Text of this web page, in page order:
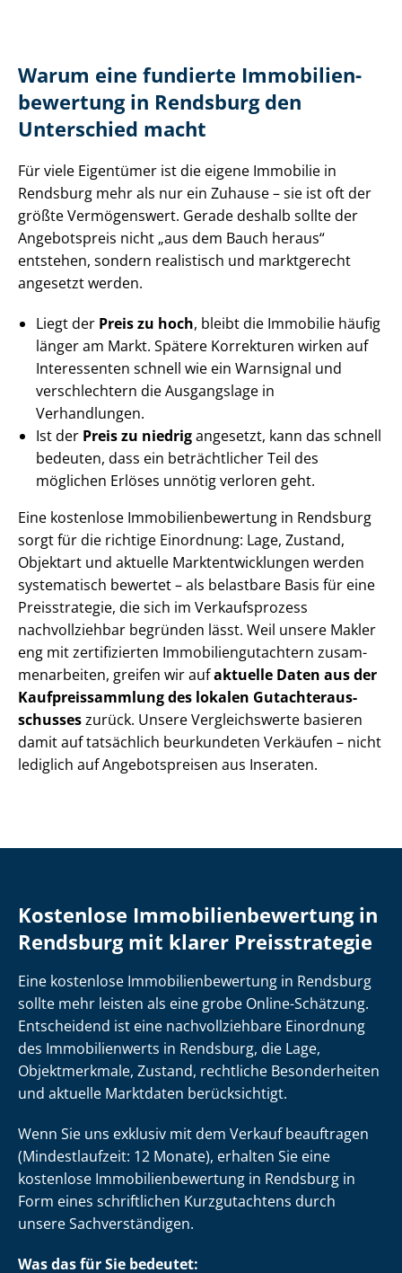
Warum eine fundierte Im­mo­bi­li­en­
be­wer­tung in Rendsburg den
Unterschied macht
Für viele Eigentümer ist die eigene Immobilie in
Rendsburg mehr als nur ein Zuhause – sie ist oft der
größte Vermögenswert. Gerade deshalb sollte der
Angebotspreis nicht „aus dem Bauch heraus“
entstehen, sondern realistisch und marktgerecht
angesetzt werden.
Liegt der Preis zu hoch, bleibt die Immobilie häufig
länger am Markt. Spätere Korrekturen wirken auf
Interessenten schnell wie ein Warnsignal und
verschlechtern die Ausgangslage in
Verhandlungen.
Ist der Preis zu niedrigangesetzt, kann das schnell
bedeuten, dass ein beträchtlicher Teil des
möglichen Erlöses unnötig verloren geht.
Eine kostenlose Im­mo­bi­li­en­be­wer­tung in Rendsburg
sorgt für die richtige Einordnung: Lage, Zustand,
Objektart und aktuelle Markt­ent­wick­lun­gen werden
systematisch bewertet – als belastbare Basis für eine
Preisstrategie, die sich im Verkaufsprozess
nachvollziehbar begründen lässt. Weil unsere Makler
eng mit zertifizierten Im­mo­bi­li­en­gut­ach­tern zu­sam­
men­ar­bei­ten, greifen wir aufaktuelle Daten aus der
Kauf­preis­samm­lung des lokalen Gut­ach­ter­aus­
schus­seszurück. Unsere Vergleichswerte basieren
damit auf tatsächlich beurkundeten Verkäufen – nicht
lediglich auf Angebotspreisen aus Inseraten.
Kostenlose Im­mo­bi­li­en­be­wer­tung in
Rendsburg mit klarer Preisstrategie
Eine kostenlose Im­mo­bi­li­en­be­wer­tung in Rendsburg
sollte mehr leisten als eine grobe Online-Schätzung.
Entscheidend ist eine nach­voll­zieh­ba­re Einordnung
des Immobilienwerts in Rendsburg, die Lage,
Objektmerkmale, Zustand, rechtliche Besonderheiten
und aktuelle Marktdaten berücksichtigt.
Wenn Sie uns exklusiv mit dem Verkauf beauftragen
(Mindestlaufzeit: 12 Monate), erhalten Sie eine
kostenlose Im­mo­bi­li­en­be­wer­tung in Rendsburg in
Form eines schriftlichen Kurzgutachtens durch
unsere Sach­ver­stän­di­gen.
Was das für Sie bedeutet: